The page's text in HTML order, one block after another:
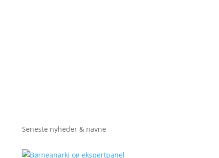
Seneste nyheder & navne